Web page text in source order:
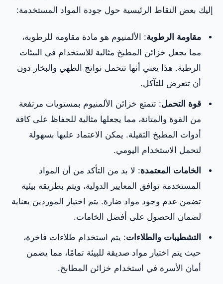
إليك بعض النقاط الرئيسية حول جودة المواد المستخدمة:
مقاومة الرطوبة: الألمنيوم هو مادة مقاومة للرطوبة،
مما يجعل خزائن المطبخ مثالية للاستخدام في البيئات
الرطبة. هذا يعني أنها تتحمل نواتج الطهي والبخار دون
أن تتعرض للتآكل.
قوة التحمل: تتمتع خزائن الألمنيوم بمستويات مرتفعة
من القوة والمتانة، مما يجعلها مثالية للحفاظ على كافة
أدوات المطبخ الثقيلة. يمكن الاعتماد عليها بسهولة
لتحمل الاستخدام اليومي.
الخامات المعتمدة: لا بد من التأكد من أن المواد
المستخدمة توافق المعايير الدولية، ويتم بطريقة بيئية
تضمن عدم وجود مواد ضارة. يتم اختيار الموردين بعناية
لضمان الحصول على أفضل الخامات.
التشطيبات والطلاءات: يتم استخدام طلاءات فاخرة،
حيث يتم اختيار مواد صديقة للبيئة تمامًا، مما يضمن
أمان الأسرة في استخدام خزائن المطابخ.